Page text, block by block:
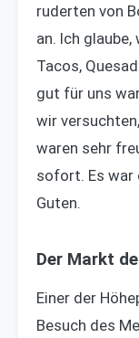
ruderten von
an. Ich
Tacos,
gut für uns
wir
waren sehr
sofort. Es war
Guten.
Der Markt
Einer der
Besuch des